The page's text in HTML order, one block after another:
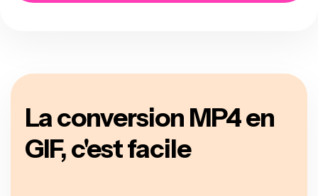
La conversion MP4 en
GIF, c'est facile